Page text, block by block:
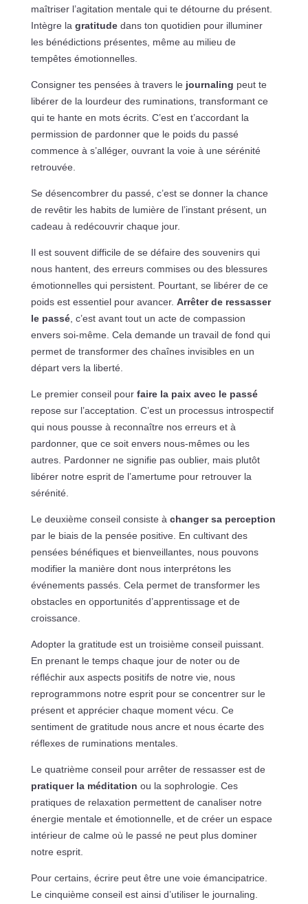
maîtriser l’agitation mentale qui te détourne du présent.
Intègre la gratitudedans ton quotidien pour illuminer
les bénédictions présentes, même au milieu de
tempêtes émotionnelles.
Consigner tes pensées à travers le journaling peut te
libérer de la lourdeur des ruminations, transformant ce
qui te hante en mots écrits. C’est en t’accordant la
permission de pardonner que le poids du passé
commence à s’alléger, ouvrant la voie à une sérénité
retrouvée.
Se désencombrer du passé, c’est se donner la chance
de revêtir les habits de lumière de l’instant présent, un
cadeau à redécouvrir chaque jour.
Il est souvent difficile de se défaire des souvenirs qui
nous hantent, des erreurs commises ou des blessures
émotionnelles qui persistent. Pourtant, se libérer de ce
poids est essentiel pour avancer. Arrêter de ressasser
le passé, c’est avant tout un acte de compassion
envers soi-même. Cela demande un travail de fond qui
permet de transformer des chaînes invisibles en un
départ vers la liberté.
Le premier conseil pour faire la paix avec le passé
repose sur l’acceptation. C’est un processus introspectif
qui nous pousse à reconnaître nos erreurs et à
pardonner, que ce soit envers nous-mêmes ou les
autres. Pardonner ne signifie pas oublier, mais plutôt
libérer notre esprit de l’amertume pour retrouver la
sérénité.
Le deuxième conseil consiste à changer sa perception
par le biais de la pensée positive. En cultivant des
pensées bénéfiques et bienveillantes, nous pouvons
modifier la manière dont nous interprétons les
événements passés. Cela permet de transformer les
obstacles en opportunités d’apprentissage et de
croissance.
Adopter la gratitude est un troisième conseil puissant.
En prenant le temps chaque jour de noter ou de
réfléchir aux aspects positifs de notre vie, nous
reprogrammons notre esprit pour se concentrer sur le
présent et apprécier chaque moment vécu. Ce
sentiment de gratitude nous ancre et nous écarte des
réflexes de ruminations mentales.
Le quatrième conseil pour arrêter de ressasser est de
pratiquer la méditation ou la sophrologie. Ces
pratiques de relaxation permettent de canaliser notre
énergie mentale et émotionnelle, et de créer un espace
intérieur de calme où le passé ne peut plus dominer
notre esprit.
Pour certains, écrire peut être une voie émancipatrice.
Le cinquième conseil est ainsi d’utiliser le journaling.